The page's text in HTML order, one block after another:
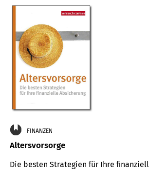
FINANZEN
Altersvorsorge
Die besten Strategien für Ihre